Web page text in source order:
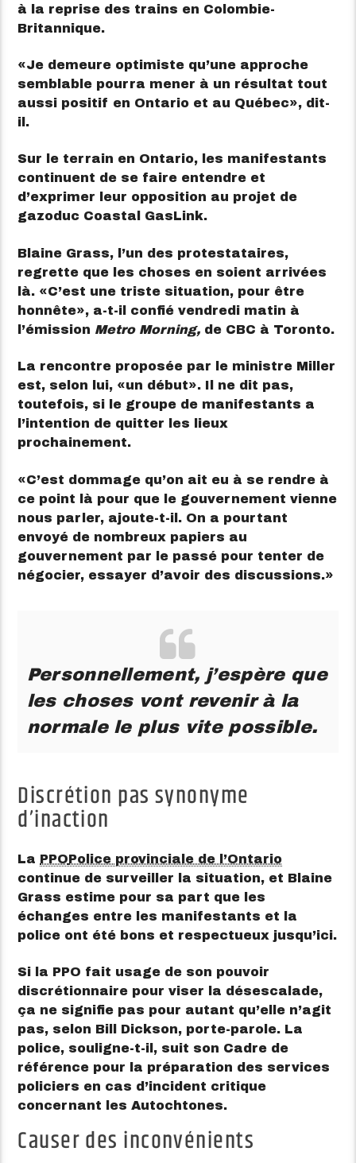
à la reprise des trains en Colombie-
Britannique.
Je demeure optimiste qu’une approche
semblable pourra mener à un résultat tout
aussi positif en Ontario et au Québec
, dit-
il.
Sur le terrain en Ontario, les manifestants
continuent de se faire entendre et
d’exprimer leur opposition au projet de
gazoduc Coastal GasLink.
Blaine Grass, l’un des protestataires,
regrette que les choses en soient arrivées
là.
C’est une triste situation, pour être
honnête
, a-t-il confié vendredi matin à
l’émission Metro Morning, de CBC à Toronto.
La rencontre proposée par le ministre Miller
est, selon lui,
un début
. Il ne dit pas,
toutefois, si le groupe de manifestants a
l’intention de quitter les lieux
prochainement.
C’est dommage qu’on ait eu à se rendre à
ce point là pour que le gouvernement vienne
nous parler, ajoute-t-il. On a pourtant
envoyé de nombreux papiers au
gouvernement par le passé pour tenter de
négocier, essayer d’avoir des discussions.
Personnellement, j’espère que
les choses vont revenir à la
normale le plus vite possible.
Discrétion pas synonyme
d’inaction
La PPOPolice provinciale de l’Ontario
continue de surveiller la situation, et Blaine
Grass estime pour sa part que les
échanges entre les manifestants et la
police ont été bons et respectueux jusqu’ici.
Si la PPO fait usage de son pouvoir
discrétionnaire pour viser la désescalade,
ça ne signifie pas pour autant qu’elle n’agit
pas, selon Bill Dickson, porte-parole. La
police, souligne-t-il, suit son Cadre de
référence pour la préparation des services
policiers en cas d’incident critique
concernant les Autochtones.
Causer des inconvénients